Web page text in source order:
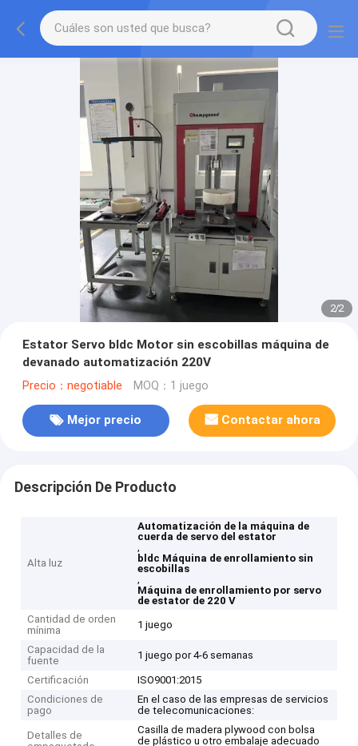
2/2
Estator Servo bldc Motor sin escobillas máquina de
devanado automatización 220V
Precio：negotiable MOQ：1 juego
Mejor precio Contactar ahora
Descripción De Producto
Alta luz
Automatización de la máquina de
cuerda de servo del estator
,
bldc Máquina de enrollamiento sin
escobillas
,
Máquina de enrollamiento por servo
de estator de 220 V
Cantidad de orden
mínima
1 juego
Capacidad de la
fuente
1 juego por 4-6 semanas
Certificación
ISO9001:2015
Condiciones de
pago
En el caso de las empresas de servicios
de telecomunicaciones:
Detalles de
Casilla de madera plywood con bolsa
de plástico u otro embalaje adecuado